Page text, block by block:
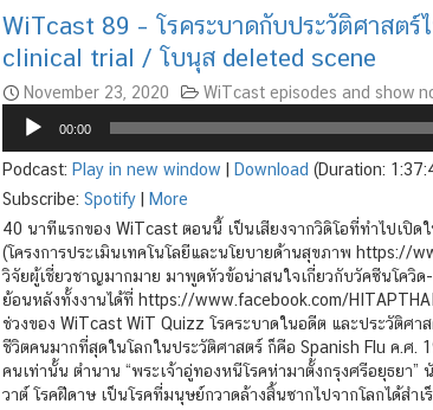
WiTcast 89 – โรคระบาดกับประวัติศาสต
clinical trial / โบนุส deleted scene
November 23, 2020 WiTcast episodes and show
Audio
Player
00:00
Podcast: Play in new window Download (Duration:
Subscribe: Spotify|
More
40 นาทีแรกของ WiTcast ตอนนี้ เป็นเสียงจากวิดิโอที่ทำไปเปิด
(โครงการประเมินเทคโนโลยีและนโยบายด้านสุขภาพ
วิจัยผู้เชี่ยวชาญมากมาย มาพูดหัวข้อน่าสนใจเกี่ยวกับวัคซีนโควิ
ย้อนหลังทั้งงานได้ที่ https://www.facebook.com/
ช่วงของ WiTcast WiT Quizz โรคระบาดในอดีต และประวัติศ
ชีวิตคนมากที่สุดในโลกในประวัติศาสตร์ ก็คือ Spanish Flu ค.ศ
คนเท่านั้น ตำนาน “พระเจ้าอู่ทองหนีโรคห่ามาตั้งกรุงศรีอยุธยา”
วาต์ โรคฝีดาษ เป็นโรคที่มนุษย์กวาดล้างสิ้นซากไปจากโลกได้สำเ